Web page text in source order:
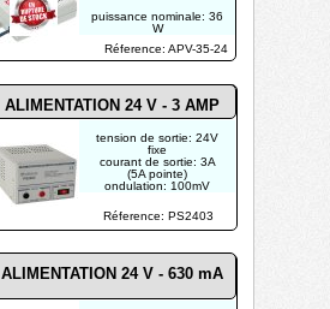
ALIMENTATION 24 V - 630 mA
Réference: APV-35-24
puissance nominale: 36
W
tension de sortie: 24V
fixe
courant de sortie: 3A
(5A pointe)
ondulation: 100mV
x 70mm
poids: 2.6kg
ALIMENTATION 24 V - 3 AMP
Réference: PS2403